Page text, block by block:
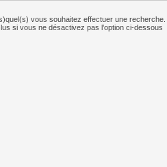
vous souhaitez effectuer une recherche.
si vous ne désactivez pas l’option ci-dessous